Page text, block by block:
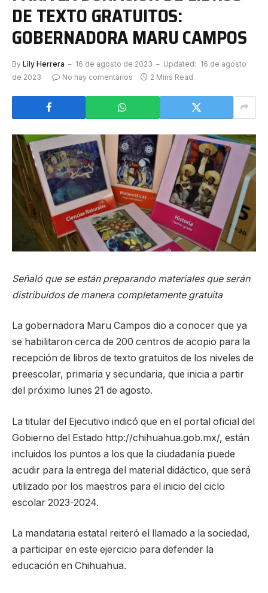
DE TEXTO GRATUITOS:
GOBERNADORA MARU CAMPOS
By Lily Herrera 16 de agosto de 2023 Updated: 16 de agosto
de 2023
No hay comentarios 2 Mins Read
Señaló que se están preparando materiales que serán
distribuidos de manera completamente gratuita
La gobernadora Maru Campos dio a conocer que ya
se habilitaron cerca de 200 centros de acopio para la
recepción de libros de texto gratuitos de los niveles de
preescolar, primaria y secundaria, que inicia a partir
del próximo lunes 21 de agosto.
La titular del Ejecutivo indicó que en el portal oficial del
Gobierno del Estado http://chihuahua.gob.mx/, están
incluidos los puntos a los que la ciudadanía puede
acudir para la entrega del material didáctico, que será
utilizado por los maestros para el inicio del ciclo
escolar 2023-2024.
La mandataria estatal reiteró el llamado a la sociedad,
a participar en este ejercicio para defender la
educación en Chihuahua.